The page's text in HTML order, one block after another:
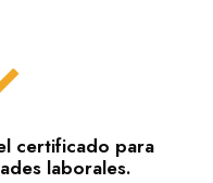
certificado para
laborales.